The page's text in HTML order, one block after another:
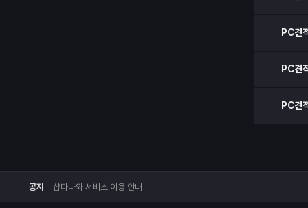
PC견
PC견
PC견
공지 샵다나와 서비스 이용 안내